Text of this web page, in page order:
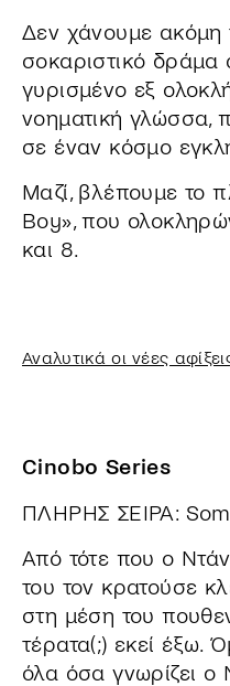
Δεν χάνουμε ακόμη
σοκαριστικό δράμα
γυρισμένο εξ
νοηματική γλώσσα,
σε έναν κόσμο
Μαζί, βλέπουμε το
Boy», που
και 8.
Αναλυτικά οι νέες
Cinobo Series
ΠΛΗΡΗΣ ΣΕΙΡΑ:
Από τότε που ο
του τον κρατούσε
στη μέση του
τέρατα(;) εκεί έξω.
όλα όσα γνωρίζει ο